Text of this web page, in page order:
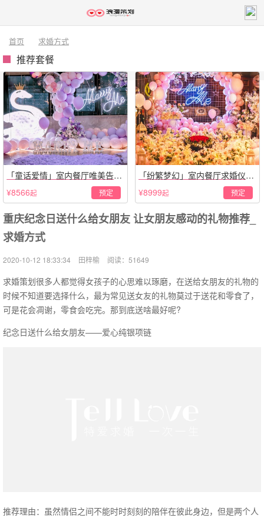
首页 求婚方式
推荐套餐
「童话爱情」室内餐厅唯美告白
仪式
¥8566起 预定
「纷繁梦幻」室内餐厅求婚仪式
策划
¥8999起 预定
重庆纪念日送什么给女朋友 让女朋友感动的礼物推荐_
求婚方式
2020-10-12 18:33:34 田梓榆 阅读：51649
求婚策划很多人都觉得女孩子的心思难以琢磨，在送给女朋友的礼物的
时候不知道要选择什么，最为常见送女友的礼物莫过于送花和零食了，
可是花会凋谢，零食会吃完。那到底送啥最好呢?
纪念日送什么给女朋友——爱心纯银项链
推荐理由：虽然情侣之间不能时时刻刻的陪伴在彼此身边，但是两个人